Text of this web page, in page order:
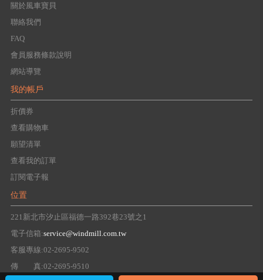
關於風車寶貝
聯絡我們
FAQ
會員服務條款說明
網站導覽
我的帳戶
折價券
查看購物車
願望清單
查看我的訂單
訂閱電子報
位置
221新北市汐止區福德一路392巷23號之1
電子信箱:service@windmill.com.tw
客服專線:02-2695-9502
傳 真:02-2695-9510